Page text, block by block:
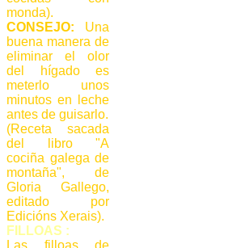
monda).
CONSEJO:
Una
buena manera de
eliminar el olor
del hígado es
meterlo unos
minutos en leche
antes de guisarlo.
(Receta sacada
del libro "A
cociña galega de
montaña", de
Gloria Gallego,
editado por
Edicións Xerais).
FILLOAS :
Las filloas de